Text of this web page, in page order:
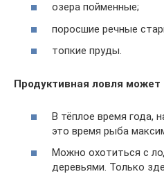
озера пойменные;
поросшие речные
топкие пруды.
Продуктивная ловля
В тёплое время года,
это время рыба
Можно охотиться с
деревьями. Только